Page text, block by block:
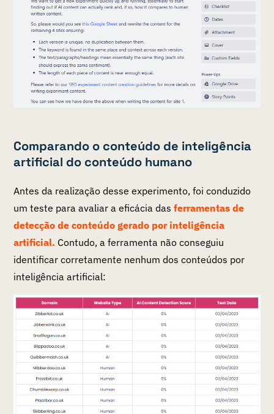
Comparando o conteúdo de inteligência
artificial do conteúdo humano
Antes da realização desse experimento, foi conduzido
um teste para avaliar a eficácia dasferramentas de
detecção de conteúdo gerado por inteligência
artificial. Contudo, a ferramenta não conseguiu
identificar corretamente nenhum dos conteúdos por
inteligência artificial: